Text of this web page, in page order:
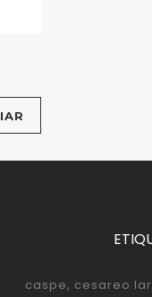
caspe cesareo